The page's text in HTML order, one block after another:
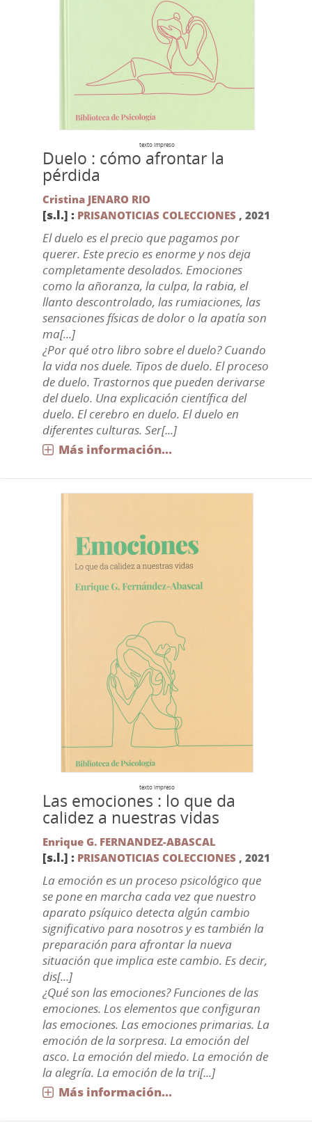
texto impreso
Duelo : cómo afrontar la
pérdida
Cristina JENARO RIO
[s.l.] : PRISANOTICIAS COLECCIONES , 2021
El duelo es el precio que pagamos por
querer. Este precio es enorme y nos deja
completamente desolados. Emociones
como la añoranza, la culpa, la rabia, el
llanto descontrolado, las rumiaciones, las
sensaciones físicas de dolor o la apatía son
ma[...]
¿Por qué otro libro sobre el duelo? Cuando
la vida nos duele. Tipos de duelo. El proceso
de duelo. Trastornos que pueden derivarse
del duelo. Una explicación científica del
duelo. El cerebro en duelo. El duelo en
diferentes culturas. Ser[...]
Más información...
texto impreso
Las emociones : lo que da
calidez a nuestras vidas
Enrique G. FERNANDEZ-ABASCAL
[s.l.] : PRISANOTICIAS COLECCIONES , 2021
La emoción es un proceso psicológico que
se pone en marcha cada vez que nuestro
aparato psíquico detecta algún cambio
significativo para nosotros y es también la
preparación para afrontar la nueva
situación que implica este cambio. Es decir,
dis[...]
¿Qué son las emociones? Funciones de las
emociones. Los elementos que configuran
las emociones. Las emociones primarias. La
emoción de la sorpresa. La emoción del
asco. La emoción del miedo. La emoción de
la alegría. La emoción de la tri[...]
Más información...